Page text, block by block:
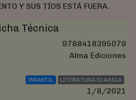
Y SUS TÍOS ESTÁ FUERA.
Técnica
9788418395079
Alma Ediciones
INFANTIL LITERATURA CLASICA
1/8/2021